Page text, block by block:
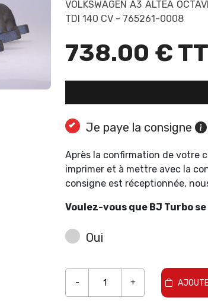
VOLKSWAGEN A3 ALTEA
TDI 140 CV - 765261-0008
738.00 €
Je paye la consigne
Après la confirmation de votre
imprimer et à mettre avec la
consigne est réceptionnée,
Voulez-vous que BJ Turbo
Oui
- +